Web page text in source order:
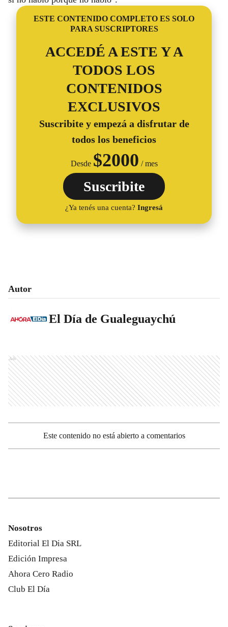
ESTE CONTENIDO COMPLETO ES SOLO
PARA SUSCRIPTORES
ACCEDÉ A ESTE Y A
TODOS LOS
CONTENIDOS
EXCLUSIVOS
Suscribite y empezá a disfrutar de
todos los beneficios
Desde $2000 / mes
Suscribite
¿Ya tenés una cuenta? Ingresá
Autor
El Día de Gualeguaychú
Ads
Este contenido no está abierto a comentarios
Nosotros
Editorial El Dia SRL
Edición Impresa
Ahora Cero Radio
Club El Día